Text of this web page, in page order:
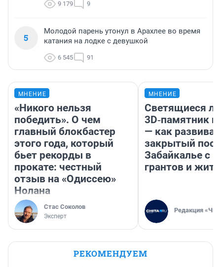
9 179 9
5
Молодой парень утонул в Арахлее во время
катания на лодке с девушкой
6 545 91
МНЕНИЕ
«Никого нельзя
победить». О чем
главный блокбастер
этого года, который
бьет рекорды в
прокате: честный
отзыв на «Одиссею»
Нолана
Стас Соколов
Эксперт
МНЕНИЕ
Светящиеся
3D‑памятник и
— как
закрытый
Забайкалье с
грантов и
Редакция
РЕКОМЕНДУЕМ